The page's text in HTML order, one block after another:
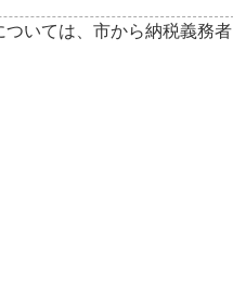
いては、市から納税義務者